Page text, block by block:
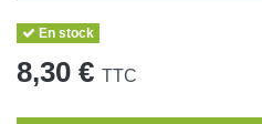
En stock
8,30 € TTC